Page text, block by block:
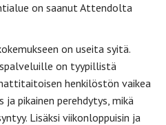
on saanut Attendolta
on useita syitä.
on tyypillistä
henkilöstön vaikea
pikainen perehdytys, mikä
Lisäksi viikonloppuisin ja